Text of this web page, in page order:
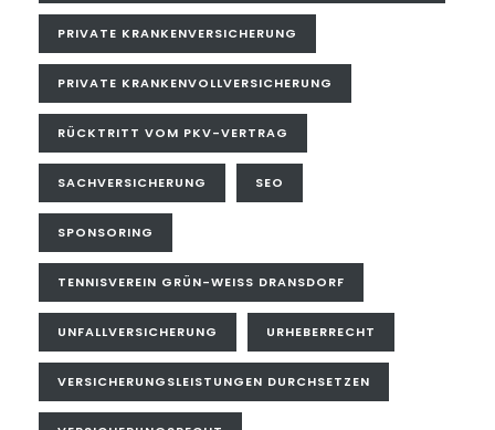
PRIVATE KRANKENVERSICHERUNG
PRIVATE KRANKENVOLLVERSICHERUNG
RÜCKTRITT VOM PKV-VERTRAG
SACHVERSICHERUNG SEO
SPONSORING
TENNISVEREIN GRÜN-WEISS DRANSDORF
UNFALLVERSICHERUNG URHEBERRECHT
VERSICHERUNGSLEISTUNGEN DURCHSETZEN